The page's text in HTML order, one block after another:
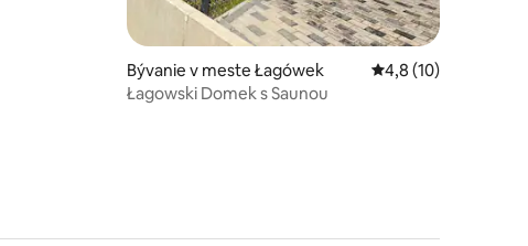
Bývanie v meste Łagówek Priemerné
4,8 (10)
Łagowski Domek s Saunou